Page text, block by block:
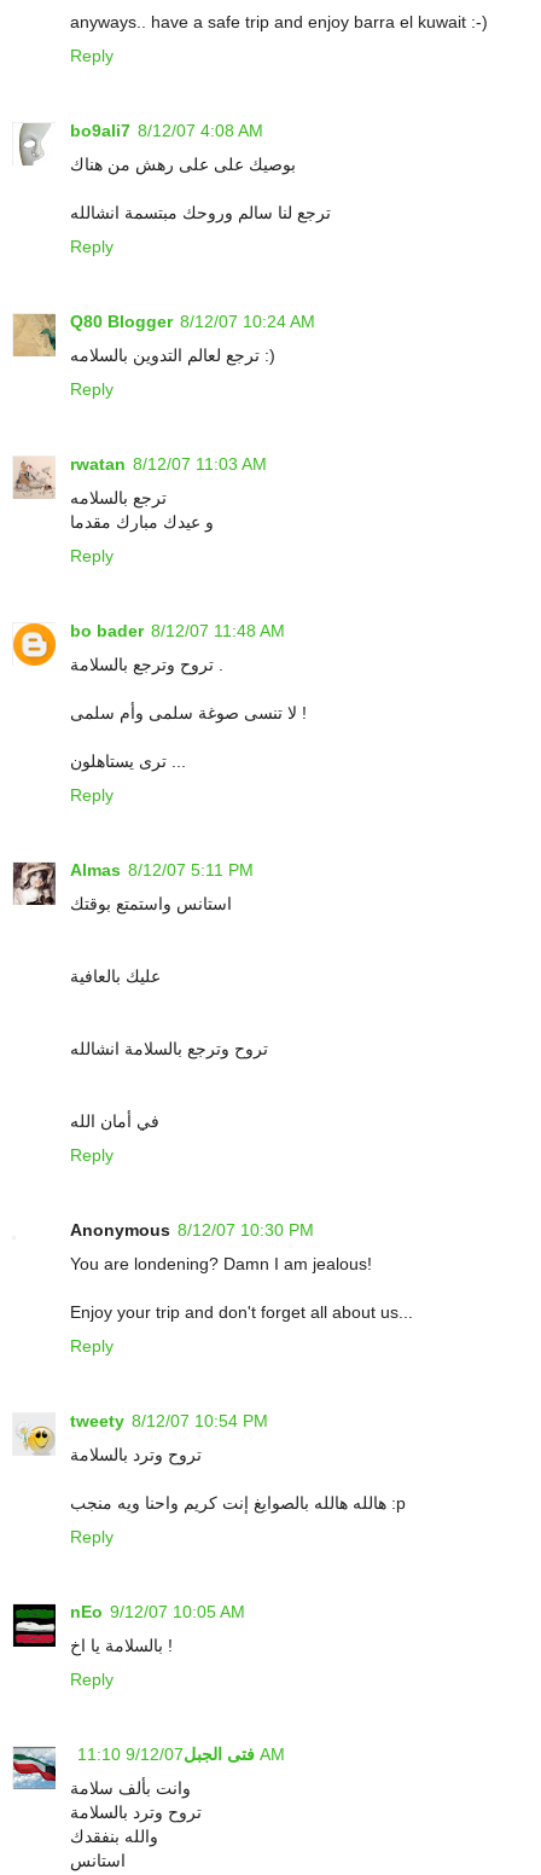
anyways.. have a safe trip and enjoy barra el kuwait :-)
Reply
bo9ali7 8/12/07 4:08 AM
بوصيك على على رهش من هناك
ترجع لنا سالم وروحك مبتسمة انشالله
Reply
Q80 Blogger 8/12/07 10:24 AM
ترجع لعالم التدوين بالسلامه :)
Reply
rwatan 8/12/07 11:03 AM
ترجع بالسلامه
و عيدك مبارك مقدما
Reply
bo bader 8/12/07 11:48 AM
لا تنسى صوغة سلمى وأم سلمى !
Reply
Almas 8/12/07 5:11 PM
استانس واستمتع بوقتك
عليك بالعافية
تروح وترجع بالسلامة انشالله
في أمان الله
Reply
Anonymous 8/12/07 10:30 PM
You are londening? Damn I am jealous!
Enjoy your trip and don't forget all about us...
Reply
tweety 8/12/07 10:54 PM
تروح وترد بالسلامة
هالله هالله بالصوايغ إنت كريم واحنا ويه منجب :p
Reply
nEo 9/12/07 10:05 AM
بالسلامة يا اخ !
Reply
فتى الجبل 9/12/07 11:10 AM
وانت بألف سلامة
تروح وترد بالسلامة
والله بنفقدك
استانس